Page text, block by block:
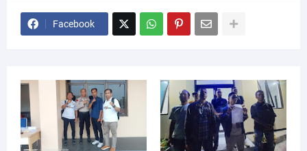
Facebook